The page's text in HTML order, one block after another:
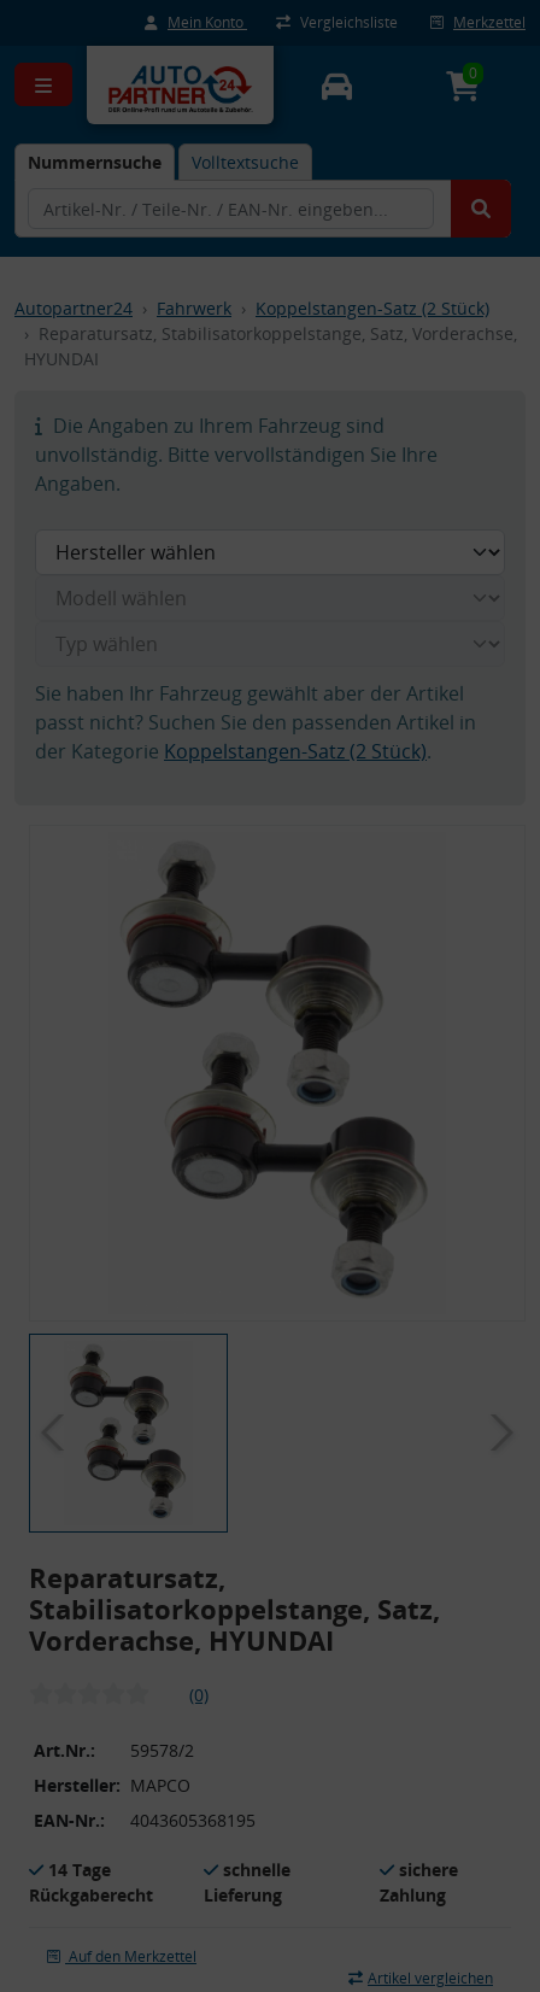
Mein Konto Vergleichsliste Merkzettel
Nummernsuche Volltextsuche
0
Autopartner24 Fahrwerk
Koppelstangen-Satz (2 Stück)
Reparatursatz, Stabilisatorkoppelstange, Satz, Vorderachse,
HYUNDAI
Die Angaben zu Ihrem Fahrzeug sind
unvollständig. Bitte vervollständigen Sie Ihre
Angaben.
Sie haben Ihr Fahrzeug gewählt aber der Artikel
passt nicht? Suchen Sie den passenden Artikel in
der Kategorie Koppelstangen-Satz (2 Stück).
Reparatursatz,
Stabilisatorkoppelstange, Satz,
Vorderachse, HYUNDAI
(0)
Art.Nr.:
59578/2
Hersteller: MAPCO
EAN-Nr.:
4043605368195
14 Tage
Rückgaberecht
schnelle
Lieferung
sichere
Zahlung
Auf den Merkzettel
Artikel vergleichen